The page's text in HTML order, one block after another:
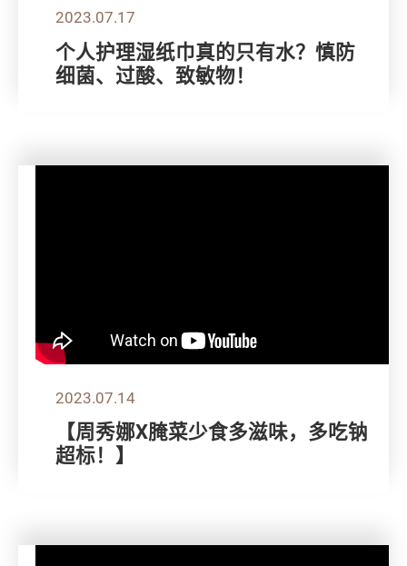
2023.07.17
个人护理湿纸巾真的只有水？慎防
细菌、过酸、致敏物！
2023.07.14
【周秀娜X腌菜少食多滋味，多吃钠
超标！】